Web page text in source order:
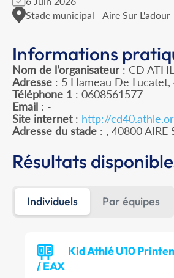
Stade municipal - Aire Sur
Informations
Nom de l’organisateur : CD
Adresse : 5 Hameau De
Téléphone 1 : 0608561577
Email : -
Site internet: http://
Adresse du stade : , 40800 AIRE
Résultats
Individuels Par équipes
Kid Athlé U10
/ EAX